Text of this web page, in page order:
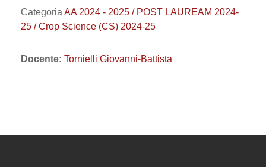
Categoria AA 2024 - 2025 / POST LAUREAM 2024-
25 / Crop Science (CS) 2024-25
Docente: Tornielli Giovanni-Battista